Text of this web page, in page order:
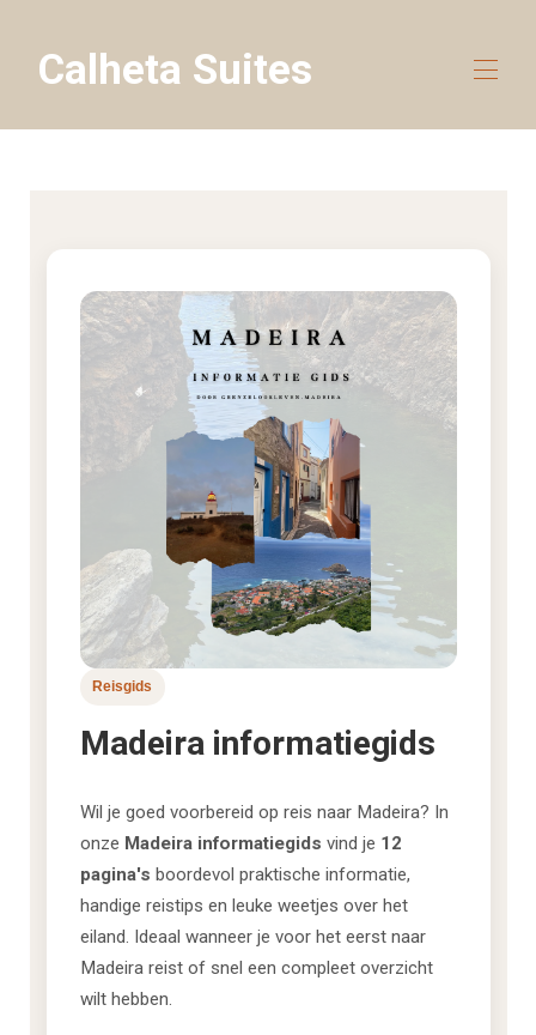
Calheta Suites
Over
Contact
Reisgids
Madeira informatiegids
Wil je goed voorbereid op reis naar Madeira? In
onze Madeira informatiegids vind je 12
pagina's boordevol praktische informatie,
handige reistips en leuke weetjes over het
eiland. Ideaal wanneer je voor het eerst naar
Madeira reist of snel een compleet overzicht
wilt hebben.